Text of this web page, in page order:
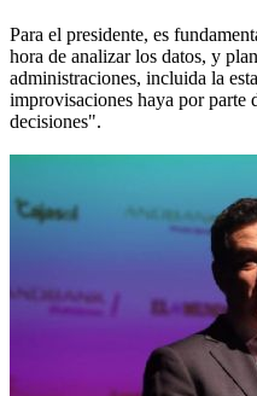
Para el presidente, es
hora de analizar los datos, y
administraciones, incluida la
improvisaciones haya por parte
decisiones".